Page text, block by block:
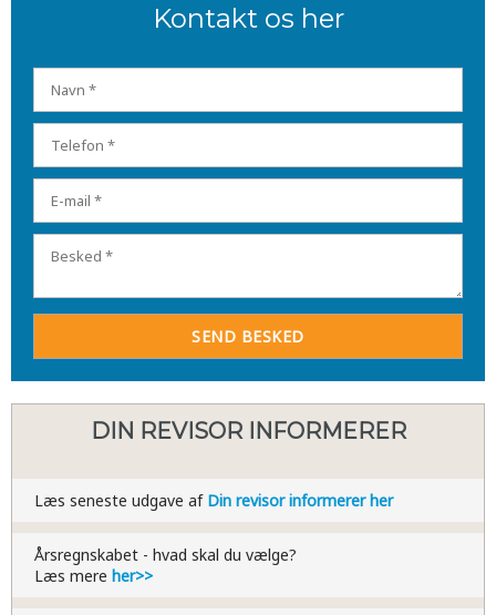
Kontakt os her​
DIN REVISOR INFORMERER
Læs seneste udgave af Din revisor informerer her
Årsregnskabet - hvad skal du vælge?
​Læs mere her>>